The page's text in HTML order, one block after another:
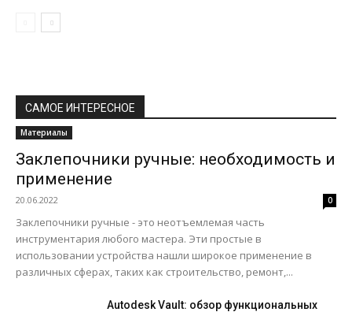
САМОЕ ИНТЕРЕСНОЕ
Материалы
Заклепочники ручные: необходимость и
применение
20.06.2022 0
Заклепочники ручные - это неотъемлемая часть
инструментария любого мастера. Эти простые в
использовании устройства нашли широкое применение в
различных сферах, таких как строительство, ремонт,...
Autodesk Vault: обзор функциональных